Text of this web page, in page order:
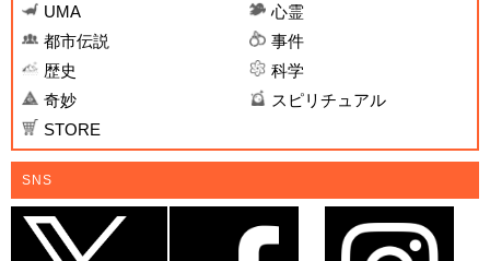
UMA
心霊
都市伝説
事件
歴史
科学
奇妙
スピリチュアル
STORE
SNS